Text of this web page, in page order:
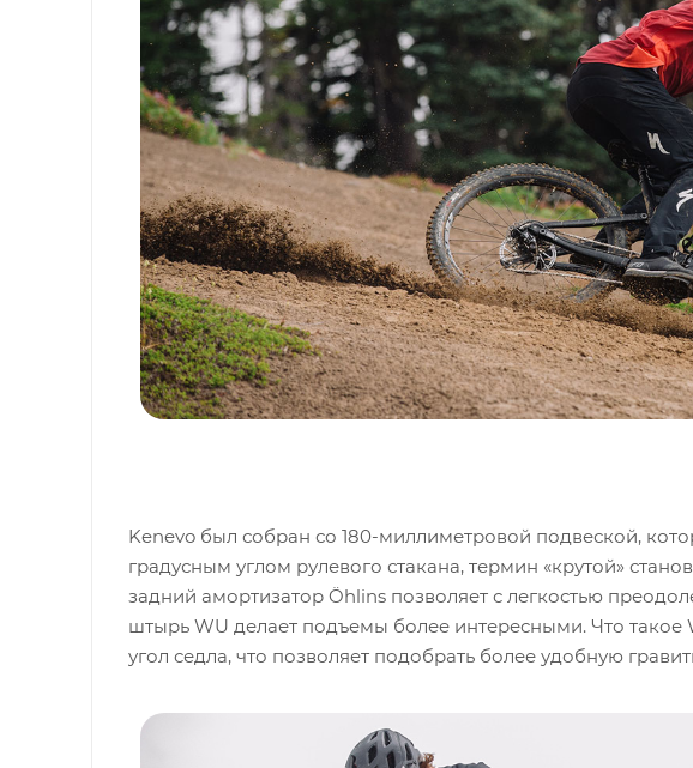
Kenevo был собран со 180-миллиметровой подвеской,
градусным углом рулевого стакана, термин «крутой»
задний амортизатор Öhlins позволяет с легкостью
штырь WU делает подъемы более интересными. Что
угол седла, что позволяет подобрать более удобную